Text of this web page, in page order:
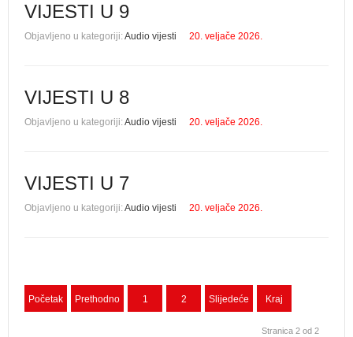
VIJESTI U 9
Objavljeno u kategoriji:Audio vijesti 20. veljače 2026.
VIJESTI U 8
Objavljeno u kategoriji:Audio vijesti 20. veljače 2026.
VIJESTI U 7
Objavljeno u kategoriji:Audio vijesti 20. veljače 2026.
Početak Prethodno 1 2 Slijedeće Kraj
Stranica 2 od 2